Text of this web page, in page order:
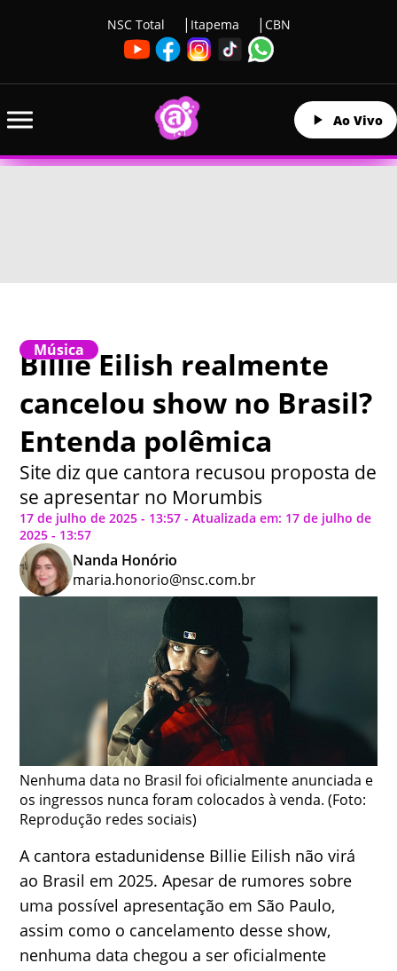
NSC Total Itapema CBN
Ao Vivo
Música
Billie Eilish realmente
cancelou show no Brasil?
Entenda polêmica
Site diz que cantora recusou proposta de
se apresentar no Morumbis
17 de julho de 2025 - 13:57 - Atualizada em: 17 de julho de
2025 - 13:57
Nanda Honório
maria.honorio@nsc.com.br
Nenhuma data no Brasil foi oficialmente anunciada e
os ingressos nunca foram colocados à venda. (Foto:
Reprodução redes sociais)
A cantora estadunidense Billie Eilish não virá
ao Brasil em 2025. Apesar de rumores sobre
uma possível apresentação em São Paulo,
assim como o cancelamento desse show,
nenhuma data chegou a ser oficialmente